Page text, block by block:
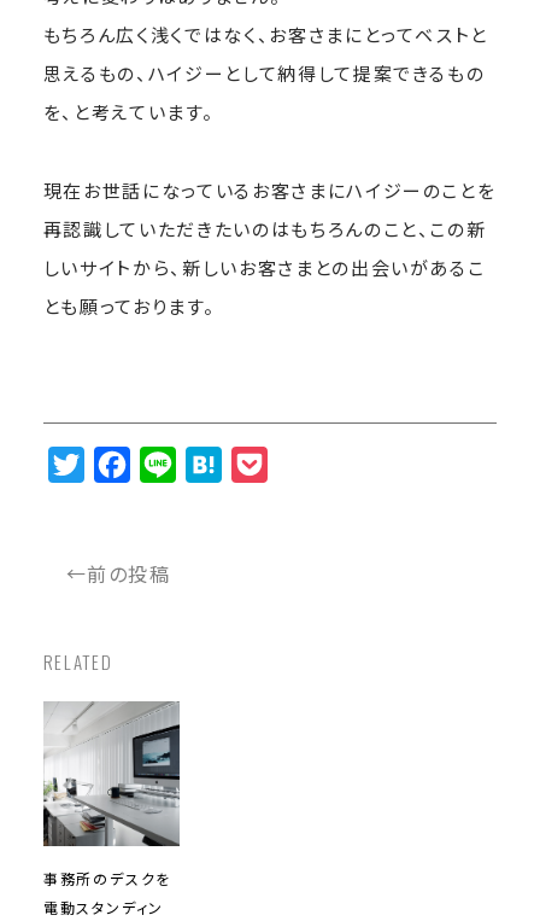
もちろん広く浅くではなく、お客さまにとってベストと
思えるもの、ハイジーとして納得して提案できるもの
を、と考えています。
現在お世話になっているお客さまにハイジーのことを
再認識していただきたいのはもちろんのこと、この新
しいサイトから、新しいお客さまとの出会いがあるこ
とも願っております。
TwitterFacebook
Line Hatena
←前の投稿
RELATED
事務所のデスクを
電動スタンディン